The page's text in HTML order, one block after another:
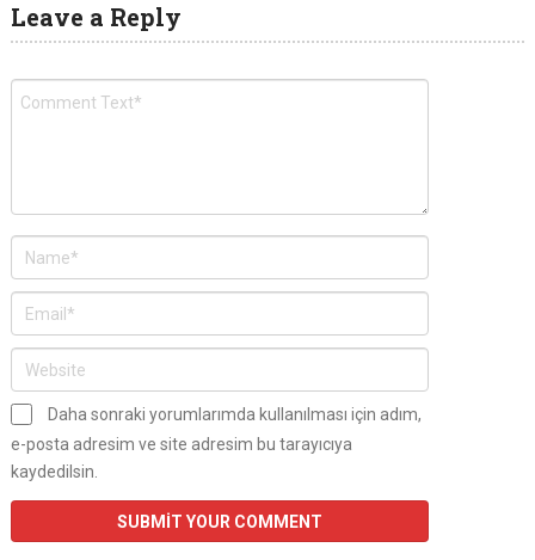
Leave a Reply
Daha sonraki yorumlarımda kullanılması için adım,
e-posta adresim ve site adresim bu tarayıcıya
kaydedilsin.